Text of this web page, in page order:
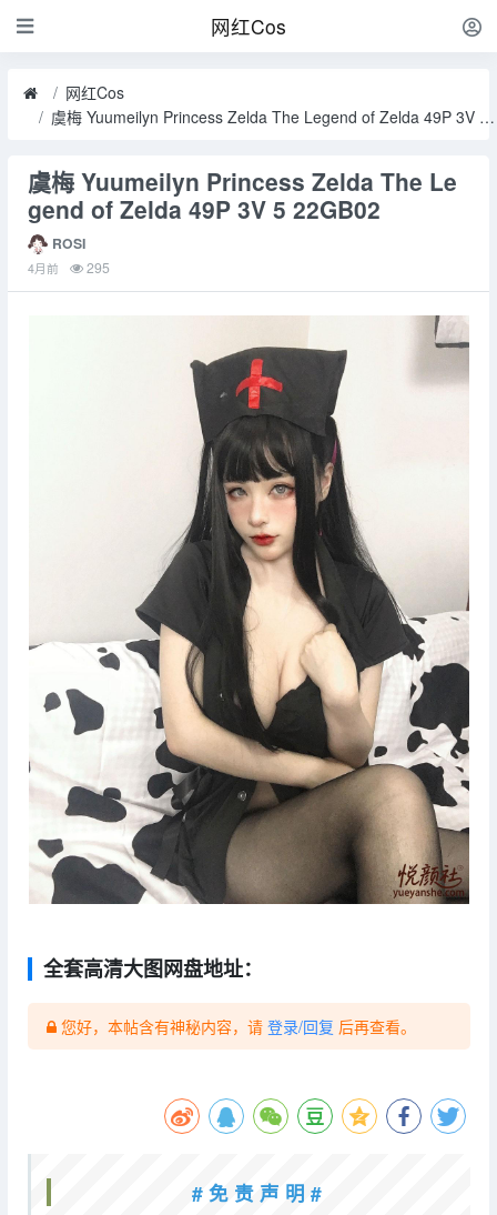
网红Cos
网红Cos
虞梅 Yuumeilyn Princess Zelda The Legend of Zelda 49P 3V 5 22GB02
虞梅 Yuumeilyn Princess Zelda The Le
gend of Zelda 49P 3V 5 22GB02
ROSI
4月前 295
全套高清大图网盘地址：
您好，本帖含有神秘内容，请 登录/回复 后再查看。
# 免 责 声 明 #